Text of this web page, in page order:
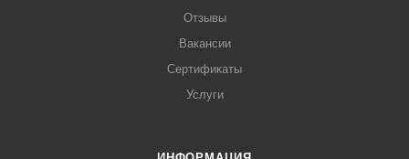
Отзывы
Вакансии
Сертификаты
Услуги